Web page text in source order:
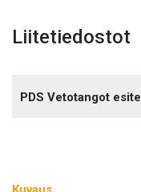
Liitetiedostot
PDS Vetotangot esite